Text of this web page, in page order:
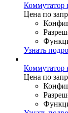
Коммутатор
Цена по
Узнать
Коммутатор
Цена по